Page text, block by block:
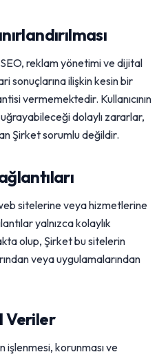
SEO, reklam yönetimi ve dijital
sonuçlarına ilişkin kesin bir
vermemektedir. Kullanıcının
dolaylı zararlar,
Şirket sorumlu değildir.
sitelerine veya hizmetlerine
yalnızca kolaylık
olup, Şirket bu sitelerin
veya uygulamalarından
Veriler
işlenmesi, korunması ve